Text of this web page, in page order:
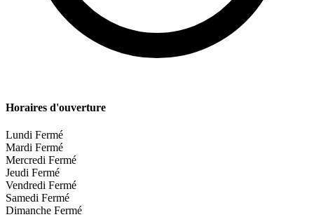
Horaires d'ouverture
Lundi Fermé
Mardi Fermé
Mercredi Fermé
Jeudi Fermé
Vendredi Fermé
Samedi Fermé
Dimanche Fermé